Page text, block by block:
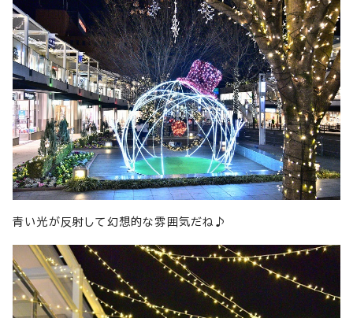
青い光が反射して幻想的な雰囲気だね♪